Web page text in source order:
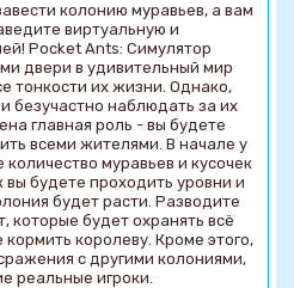
колонию муравьев, а вам
виртуальную и
Pocket Ants: Симулятор
двери в удивительный мир
тонкости их жизни. Однако,
безучастно наблюдать за их
главная роль - вы будете
всеми жителями. В начале у
муравьев и кусочек
вы будете проходить уровни и
будет расти. Разводите
которые будет охранять всё
королеву. Кроме этого,
с другими колониями,
реальные игроки.